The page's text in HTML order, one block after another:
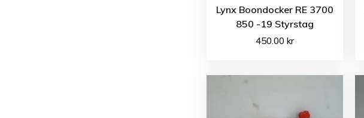
Lynx Boondocker RE 3700
850 -19 Styrstag
450.00 kr